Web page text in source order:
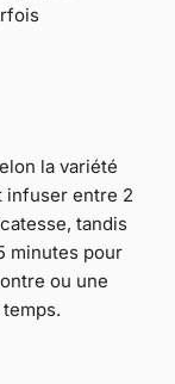
la variété
infuser entre 2
tandis
minutes pour
ou une